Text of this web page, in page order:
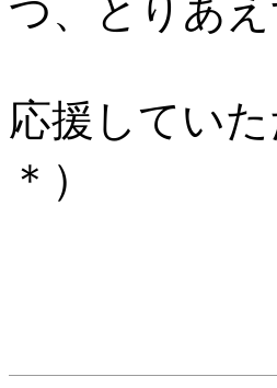
つ、とりあ
応援してい
＊）